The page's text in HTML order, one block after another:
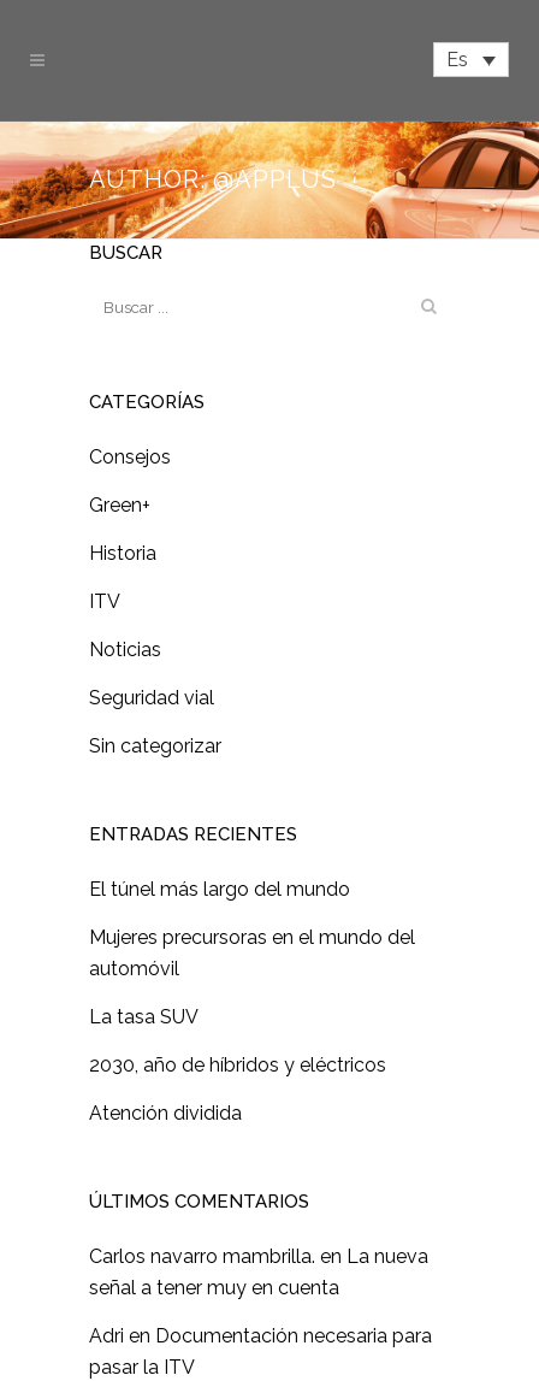
Es
AUTHOR: @APPLUS
BUSCAR
CATEGORÍAS
Consejos
Green+
Historia
ITV
Noticias
Seguridad vial
Sin categorizar
ENTRADAS RECIENTES
El túnel más largo del mundo
Mujeres precursoras en el mundo del
automóvil
La tasa SUV
2030, año de híbridos y eléctricos
Atención dividida
ÚLTIMOS COMENTARIOS
Carlos navarro mambrilla. en La nueva
señal a tener muy en cuenta
Adri en Documentación necesaria para
pasar la ITV